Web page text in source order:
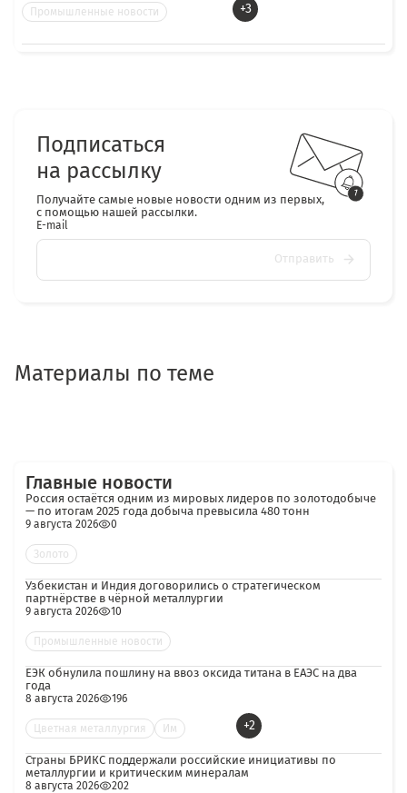
Промышленные новости
+3
Подписаться
на рассылку
Получайте самые новые новости одним из первых,
с помощью нашей рассылки.
E-mail
Отправить
Материалы по теме
Главные новости
Россия остаётся одним из мировых лидеров по золотодобыче
— по итогам 2025 года добыча превысила 480 тонн
9 августа 2026 0
Золото
Узбекистан и Индия договорились о стратегическом
партнёрстве в чёрной металлургии
9 августа 2026 10
Промышленные новости
ЕЭК обнулила пошлину на ввоз оксида титана в ЕАЭС на два
года
8 августа 2026 196
Цветная металлургия Им +2
Страны БРИКС поддержали российские инициативы по
металлургии и критическим минералам
8 августа 2026 202